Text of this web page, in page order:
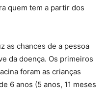
quem tem a partir dos
as chances de a pessoa
da doença. Os primeiros
foram as crianças
6 anos (5 anos, 11 meses